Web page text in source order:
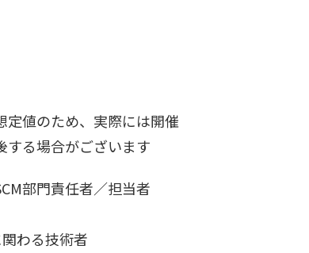
値のため、実際には開催
する場合がございます
部門責任者／担当者
わる技術者